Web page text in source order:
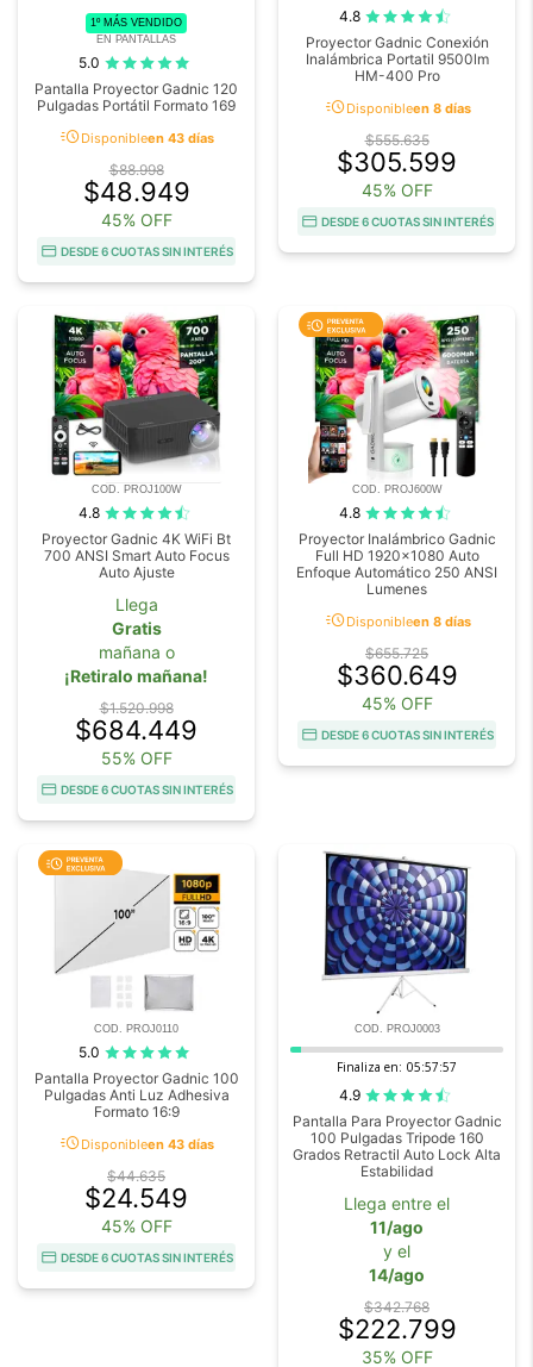
1º MÁS VENDIDO
EN PANTALLAS
5.0
Pantalla Proyector Gadnic 120
Pulgadas Portátil Formato 169
acuteDisponibleen 43 días
$88.998
$48.949
45% OFF
DESDE 6 CUOTAS SIN INTERÉS
4.8
Proyector Gadnic Conexión
Inalámbrica Portatil 9500lm
HM-400 Pro
acuteDisponibleen 8 días
$555.635
$305.599
45% OFF
DESDE 6 CUOTAS SIN INTERÉS
COD. PROJ100W
4.8
Proyector Gadnic 4K WiFi Bt
700 ANSI Smart Auto Focus
Auto Ajuste
Llega
Gratis
mañana o
¡Retiralo mañana!
$1.520.998
$684.449
55% OFF
DESDE 6 CUOTAS SIN INTERÉS
COD. PROJ600W
4.8
Proyector Inalámbrico Gadnic
Full HD 1920x1080 Auto
Enfoque Automático 250 ANSI
Lumenes
acuteDisponibleen 8 días
$655.725
$360.649
45% OFF
DESDE 6 CUOTAS SIN INTERÉS
COD. PROJ0110
5.0
Pantalla Proyector Gadnic 100
Pulgadas Anti Luz Adhesiva
Formato 16:9
acuteDisponibleen 43 días
$44.635
$24.549
45% OFF
DESDE 6 CUOTAS SIN INTERÉS
COD. PROJ0003
Finaliza en: 05:57:57
4.9
Pantalla Para Proyector Gadnic
100 Pulgadas Tripode 160
Grados Retractil Auto Lock Alta
Estabilidad
Llega entre el
11/ago
y el
14/ago
$342.768
$222.799
35% OFF